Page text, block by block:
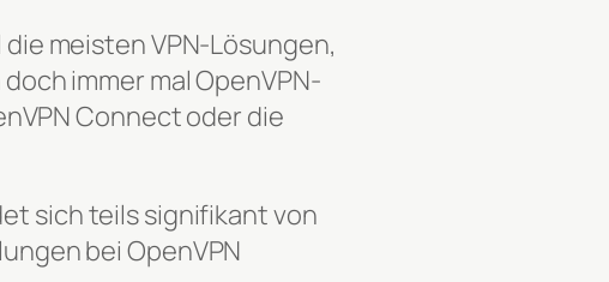
meisten VPN-Lösungen,
immer mal OpenVPN-
Connect oder die
sich teils signifikant von
bei OpenVPN